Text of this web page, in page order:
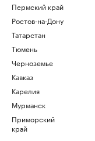
Пермский край
Ростов-на-Дону
Татарстан
Тюмень
Черноземье
Кавказ
Карелия
Мурманск
Приморский
край